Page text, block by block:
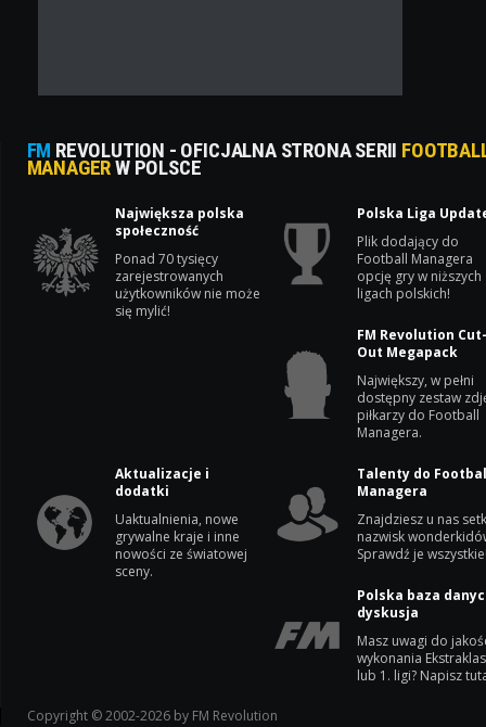
FM REVOLUTION - OFICJALNA STRONA SERII
MANAGERW POLSCE
Największa polska
społeczność
Ponad 70 tysięcy
zarejestrowanych
użytkowników nie może
się mylić!
Polska Liga
Plik dodający do
Football Managera
opcję gry w niższych
ligach polskich!
FM Revolution
Out Megapack
Największy, w pełni
dostępny zestaw
piłkarzy do Football
Managera.
Aktualizacje i
dodatki
Uaktualnienia, nowe
grywalne kraje i inne
nowości ze światowej
sceny.
Talenty do
Managera
Znajdziesz u nas
nazwisk
Sprawdź je
Polska baza
dyskusja
Masz uwagi do
wykonania
lub 1. ligi? Napisz
Copyright © 2002-2026 by FM Revolution